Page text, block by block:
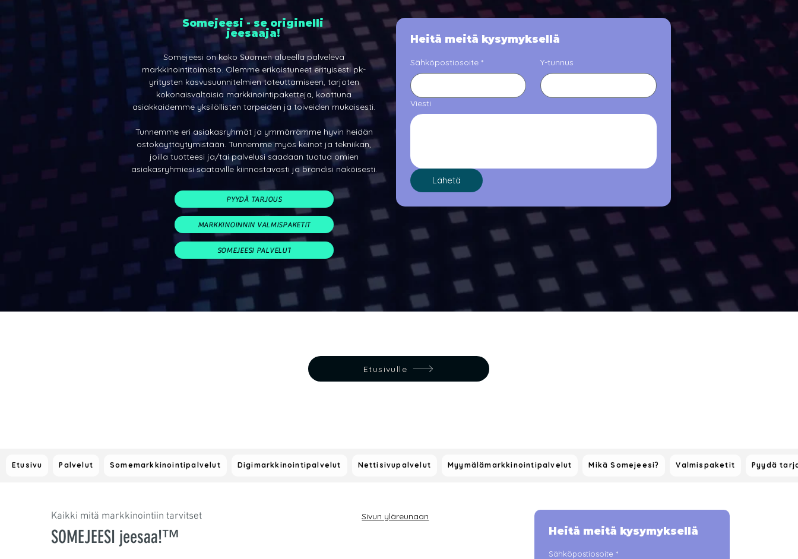
Somejeesi - se originelli
jeesaaja!
Somejeesi on koko Suomen alueella palveleva
markkinointitoimisto. Olemme erikoistuneet erityisestipk-
yritysten kasvusuunnitelmien toteuttamiseen, tarjoten
kokonaisvaltaisia markkinointipaketteja, koottuna
asiakkaidemme yksilöllisten tarpeiden ja toiveiden mukaisesti.
Tunnemme eri asiakasryhmät ja ymmärrämme hyvin heidän
ostokäyttäytymistään. Tunnemme myös keinot ja tekniikan,
joilla tuotteesi ja/tai palvelusi saadaan tuotua omien
asiakasryhmiesi saataville kiinnostavasti ja brändisi näköisesti.
PYYDÄ TARJOUS
MARKKINOINNIN VALMISPAKETIT
SOMEJEESI PALVELUT
Heitä meitä kysymyksellä
Sähköpostiosoite * Y-tunnus
Viesti
Lähetä
Etusivulle
Etusivu Palvelut Somemarkkinointipalvelut Digimarkkinointipalvelut Nettisivupalvelut Myymälämarkkinointipalvelut Mikä Somejeesi? Valmispaketit Pyydä
Kaikki mitä markkinointiin tarvitset
SOMEJEESI jeesaa!™
Sivun yläreunaan
Heitä meitä kysymyksellä
Sähköpostiosoite *